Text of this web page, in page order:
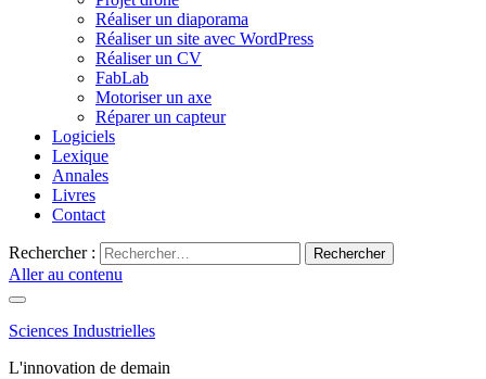
Réaliser un diaporama
Réaliser un site avec WordPress
Réaliser un CV
FabLab
Motoriser un axe
Réparer un capteur
Logiciels
Lexique
Annales
Livres
Contact
Rechercher :
Aller au contenu
Sciences Industrielles
L'innovation de demain